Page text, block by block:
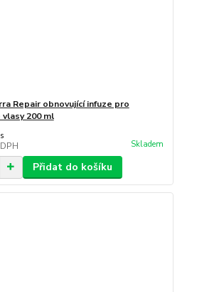
Repair obnovující infuze pro
200 ml
Skladem
Přidat do košíku